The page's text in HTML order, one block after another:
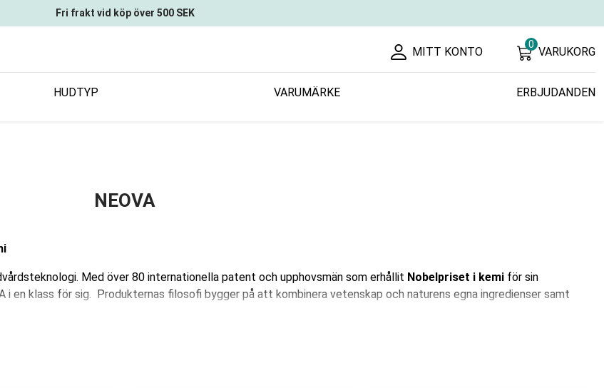
Fri frakt vid köp över 500 SEK
MITT KONTO
0
VARUKORG
HUDTYP VARUMÄRKE ERBJUDANDEN
NEOVA
Med över 80 internationella patent och upphovsmän som erhållit Nobelpriset i kemi för sin
i en klass för sig. Produkternas filosofi bygger på att kombinera vetenskap och naturens egna ingredienser samt